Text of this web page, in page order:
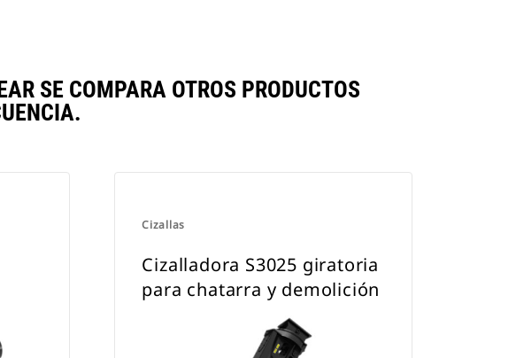
SE COMPARA OTROS PRODUCTOS
Cizallas
Cizalladora S3025 giratoria
para chatarra y demolición